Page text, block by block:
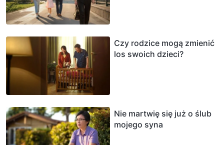
Czy rodzice mogą zmienić
los swoich dzieci?
Nie martwię się już o ślub
mojego syna